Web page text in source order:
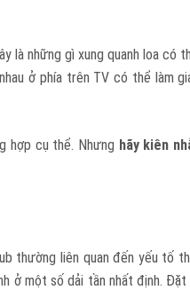
là những gì xung quanh loa có
ở phía trên TV có thể làm
hợp cụ thể. Nhưng hãy kiên
thường liên quan đến yếu tố
ở một số dải tần nhất định.